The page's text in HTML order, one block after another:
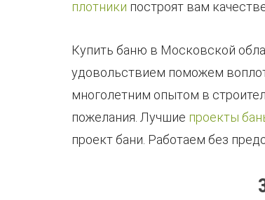
плотники построят вам
Купить баню в Московской
удовольствием поможем
многолетним опытом в
пожелания. Лучшие проекты
проект бани. Работаем без